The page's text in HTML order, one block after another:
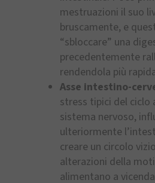
mestruazioni il suo
bruscamente, e
“sbloccare” una
precedentemente
rendendola più
Asse intestino-
stress tipici del ciclo
sistema nervoso,
ulteriormente
creare un circolo
alterazioni della
alimentano a